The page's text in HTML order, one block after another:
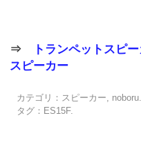
⇒
トランペットスピ
スピーカー
カテゴリ： スピーカー, noboru
タグ： ES15F.